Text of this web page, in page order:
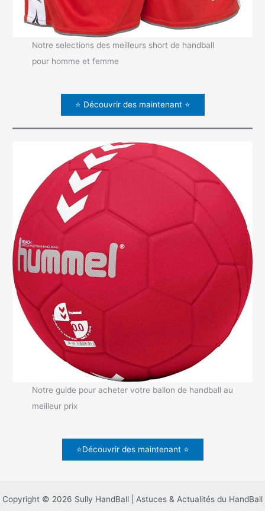
Notre selections des meilleurs short de handball
pour homme et femme
⭐ Découvrir des maintenant ⭐
Notre guide pour acheter votre ballon de handball au
meilleur prix
⭐Découvrir des maintenant ⭐
Copyright © 2026 Sully HandBall | Astuces & Actualités du HandBall